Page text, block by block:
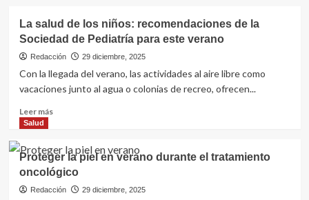
ocular
tiroidea:
una
condición
poco
conocida
visión
y
la
calidad
La salud de los niños: recomendaciones de la
Sociedad de Pediatría para este verano
Redacción 29 diciembre, 2025
Con la llegada del verano, las actividades al aire libre como
vacaciones junto al agua o colonias de recreo, ofrecen...
Leer másLeer
La
salud
de
los
Salud
Proteger la piel en verano durante el tratamiento
oncológico
Redacción 29 diciembre, 2025